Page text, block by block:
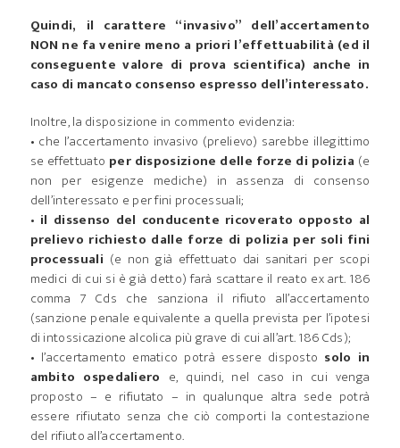
Quindi, il carattere “invasivo” dell’accertamento
NON ne fa venire meno a priori l’effettuabilità (ed il
conseguente valore di prova scientifica) anche in
caso di mancato consenso espresso dell’interessato.
Inoltre, la disposizione in commento evidenzia:
• che l’accertamento invasivo (prelievo) sarebbe illegittimo
se effettuato per disposizione delle forze di polizia (e
non per esigenze mediche) in assenza di consenso
dell’interessato e per fini processuali;
• il dissenso del conducente ricoverato opposto al
prelievo richiesto dalle forze di polizia per soli fini
processuali (e non già effettuato dai sanitari per scopi
medici di cui si è già detto) farà scattare il reato ex art. 186
comma 7 Cds che sanziona il rifiuto all’accertamento
(sanzione penale equivalente a quella prevista per l’ipotesi
di intossicazione alcolica più grave di cui all’art. 186 Cds);
• l’accertamento ematico potrà essere disposto solo in
ambito ospedaliero e, quindi, nel caso in cui venga
proposto – e rifiutato – in qualunque altra sede potrà
essere rifiutato senza che ciò comporti la contestazione
del rifiuto all’accertamento.